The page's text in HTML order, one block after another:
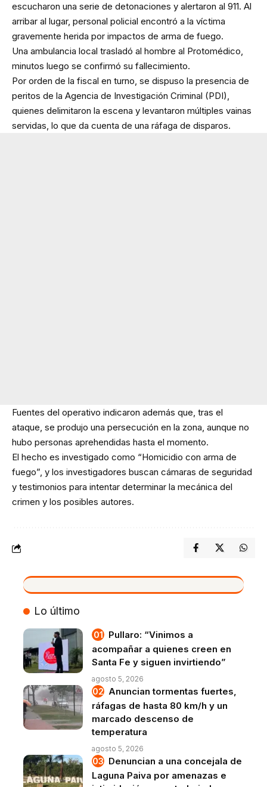
escucharon una serie de detonaciones y alertaron al 911. Al
arribar al lugar, personal policial encontró a la víctima
gravemente herida por impactos de arma de fuego.
Una ambulancia local trasladó al hombre al Protomédico,
minutos luego se confirmó su fallecimiento.
Por orden de la fiscal en turno, se dispuso la presencia de
peritos de la Agencia de Investigación Criminal (PDI),
quienes delimitaron la escena y levantaron múltiples vainas
servidas, lo que da cuenta de una ráfaga de disparos.
Fuentes del operativo indicaron además que, tras el
ataque, se produjo una persecución en la zona, aunque no
hubo personas aprehendidas hasta el momento.
El hecho es investigado como “Homicidio con arma de
fuego”, y los investigadores buscan cámaras de seguridad
y testimonios para intentar determinar la mecánica del
crimen y los posibles autores.
VIVO
Lo último
Pullaro: “Vinimos a
acompañar a quienes creen en
Santa Fe y siguen invirtiendo”
agosto 5, 2026
Anuncian tormentas fuertes,
ráfagas de hasta 80 km/h y un
marcado descenso de
temperatura
agosto 5, 2026
Denuncian a una concejala de
Laguna Paiva por amenazas e